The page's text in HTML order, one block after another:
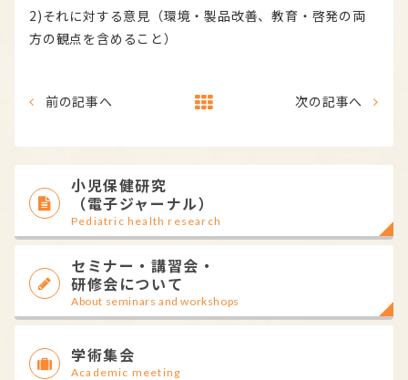
2)それに対する意見（環境・製品改善、教育・啓発の両
方の観点を含めること）
前の記事へ 次の記事へ
小児保健研究
（電子ジャーナル）
Pediatric health research
セミナー・講習会・
研修会について
About seminars and workshops
学術集会
Academic meeting